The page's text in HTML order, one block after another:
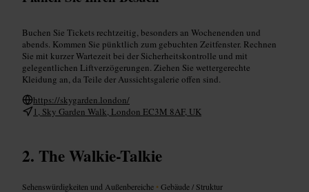
Buchen Sie Tickets rechtzeitig, besonders an Wochenenden und
abends. Kommen Sie pünktlich zum gebuchten Zeitfenster. Rechnen
Sie mit kurzer Wartezeit bei der Sicherheitskontrolle und mit
gelegentlichen Liftverzögerungen. Ziehen Sie wettergerechte
Kleidung an, da Teile der Aussichtsgalerie offen sind.
https://skygarden.london/
1, Sky Garden Walk, London EC3M 8AF, UK
The Walkie-Talkie
Sehenswürdigkeiten und Außenbereiche •Gebäude / Struktur